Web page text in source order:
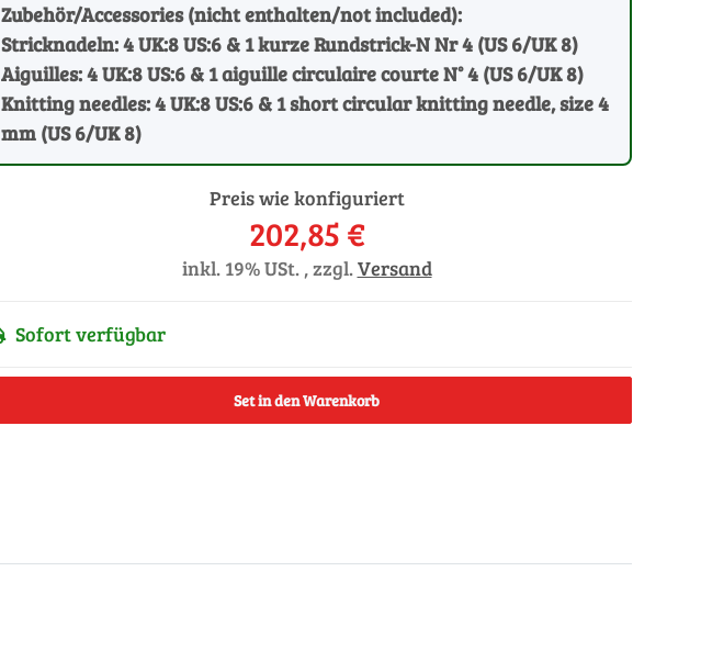
Zubehör/Accessories (nicht enthalten/not included):
Stricknadeln: 4 UK:8 US:6 & 1 kurze Rundstrick-N Nr 4 (US 6/UK 8)
Aiguilles: 4 UK:8 US:6 & 1 aiguille circulaire courte N° 4 (US 6/UK 8)
Knitting needles: 4 UK:8 US:6 & 1 short circular knitting needle, size 4
mm (US 6/UK 8)
Preis wie konfiguriert
202,85 €
inkl. 19% USt. , zzgl.Versand
Sofort verfügbar
Set in den Warenkorb